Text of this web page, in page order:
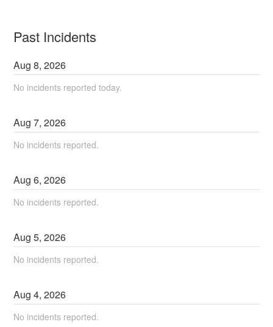
Past Incidents
Aug8,2026
No incidents reported today.
Aug7,2026
No incidents reported.
Aug6,2026
No incidents reported.
Aug5,2026
No incidents reported.
Aug4,2026
No incidents reported.